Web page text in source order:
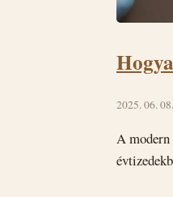
2025. 06. 08.
A modern